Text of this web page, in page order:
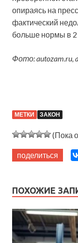
опираясь на
фактический
больше нормы в 2
Фото: autozam.ru,
МЕТКИ ЗАКОН
(Пока
поделиться
ПОХОЖИЕ